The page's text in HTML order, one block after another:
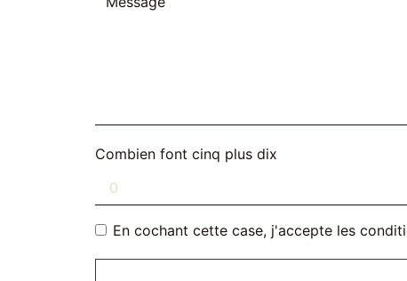
Combien font cinq plus dix
En cochant cette case, j'accepte les